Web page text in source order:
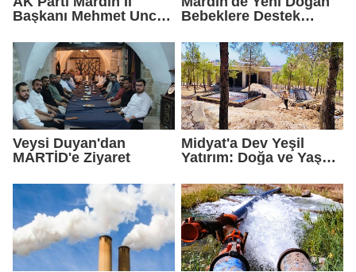
Başkanı Mehmet Uncu:
Geleceğimizi
Korumaktır"
Bebeklere Destek
Veysi Duyan'dan
MARTİD'e Ziyaret
Midyat'a Dev Yeşil
Yatırım: Doğa ve Yaşam